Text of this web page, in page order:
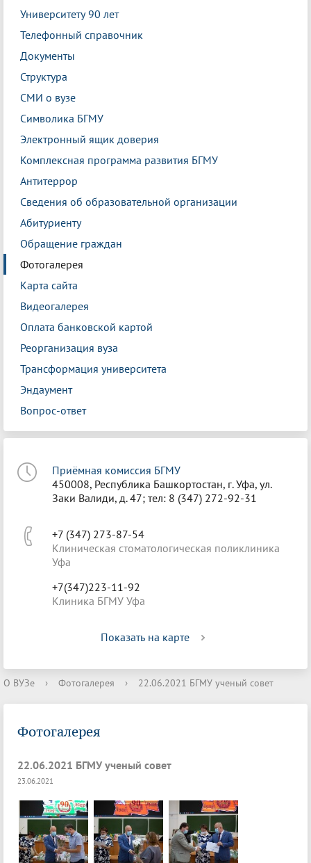
Университету 90 лет
Телефонный справочник
Документы
Структура
СМИ о вузе
Символика БГМУ
Электронный ящик доверия
Комплексная программа развития БГМУ
Антитеррор
Сведения об образовательной организации
Абитуриенту
Обращение граждан
Фотогалерея
Карта сайта
Видеогалерея
Оплата банковской картой
Реорганизация вуза
Трансформация университета
Эндаумент
Вопрос-ответ
Приёмная комиссия БГМУ
450008, Республика Башкортостан, г. Уфа, ул.
Заки Валиди, д. 47; тел: 8 (347) 272-92-31
+7 (347) 273-87-54
Клиническая стоматологическая поликлиника
Уфа
+7(347)223-11-92
Клиника БГМУ Уфа
Показать на карте
О ВУЗе › Фотогалерея › 22.06.2021 БГМУ ученый совет
Фотогалерея
22.06.2021 БГМУ ученый совет
23.06.2021